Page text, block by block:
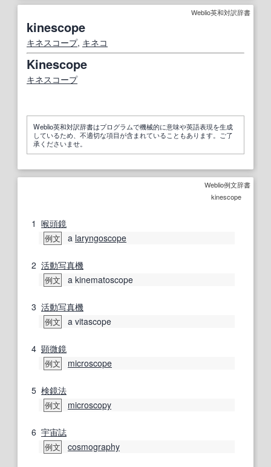
Weblio英和対訳辞書
kinescope
キネスコープ, キネコ
Kinescope
キネスコープ
Weblio英和対訳辞書はプログラムで機械的に意味や英語表現を生成
しているため、不適切な項目が含まれていることもあります。ご了
承くださいませ。
Weblio例文辞書
kinescope
1 喉頭鏡
例文 a laryngoscope
2 活動写真機
例文 a kinematoscope
3 活動写真機
例文 a vitascope
4 顕微鏡
例文 microscope
5 検鏡法
例文 microscopy
6 宇宙誌
例文 cosmography